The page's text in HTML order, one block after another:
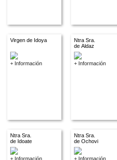
Virgen de Idoya
+ Información
Ntra Sra.
de Aldaz
+ Información
Ntra Sra.
de Idoate
+ Información
Ntra Sra.
de Ochovi
+ Información